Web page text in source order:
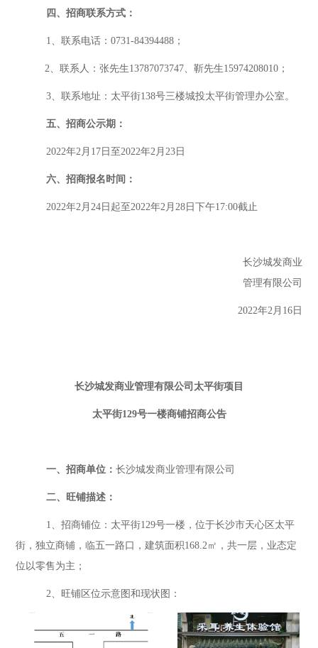
四、招商联系方式：
1、联系电话：0731-84394488；
2、联系人： 张先生1 3787073747 靳先生15974208010；
3、联系地址： 太平街138号三楼城投太平街管理办公室。
五、招商公示期：
2022年2 月 17 日至 2022年2 月 23 日
六、 招商报名时间 ：
2022年2月24日起至2022年2月28日下午17:00截止
长沙城发商业
管理有限公司
2022年2 月 1 6 日
长沙城发商业管理有限公司太平街项目
太平街129号一楼商铺招商公告
一、 招商单位： 长沙城发商业管理有限公司
二、旺铺描述：
1、招商铺位： 太平街129号一楼 ，位于长沙市天心区太平
街， 独立商铺，临五一路 口，建筑面积168.2 ㎡， 共一层， 业态定
位 以零售为主 ；
2、旺铺区位示意图和现状图：